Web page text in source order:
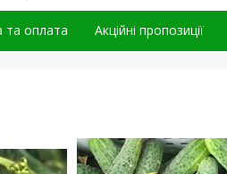
та оплата Акційні пропозиції